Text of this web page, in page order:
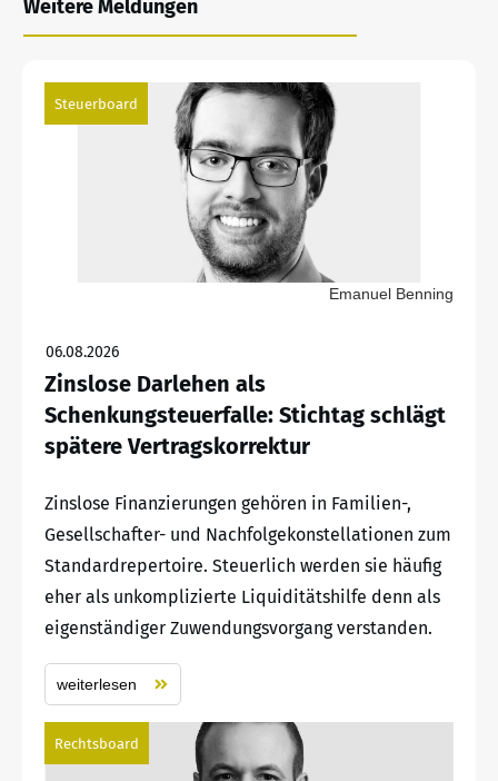
Weitere Meldungen
Steuerboard
Emanuel Benning
06.08.2026
Zinslose Darlehen als
Schenkungsteuerfalle: Stichtag schlägt
spätere Vertragskorrektur
Zinslose Finanzierungen gehören in Familien-,
Gesellschafter- und Nachfolgekonstellationen zum
Standardrepertoire. Steuerlich werden sie häufig
eher als unkomplizierte Liquiditätshilfe denn als
eigenständiger Zuwendungsvorgang verstanden.
weiterlesen
Rechtsboard